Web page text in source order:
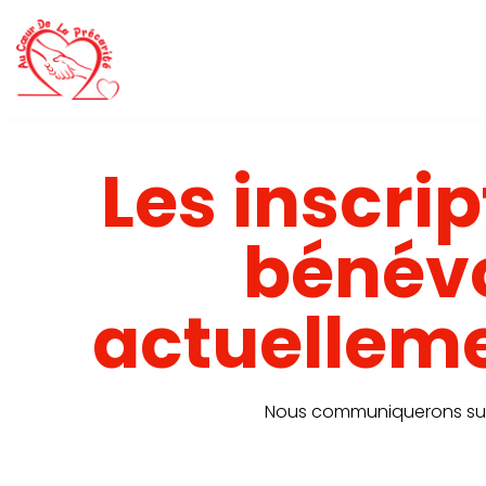
Aller
au
Les
Nous communiquerons